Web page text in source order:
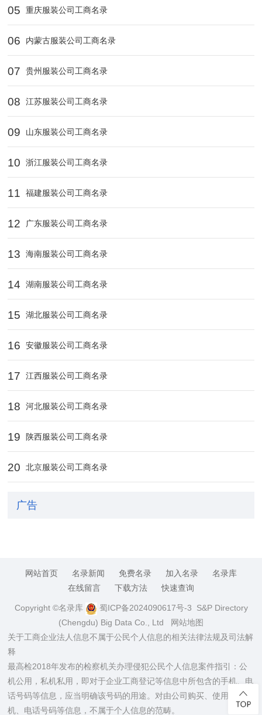
05 重庆服装公司工商名录
06 内蒙古服装公司工商名录
07 贵州服装公司工商名录
08 江苏服装公司工商名录
09 山东服装公司工商名录
10 浙江服装公司工商名录
11 福建服装公司工商名录
12 广东服装公司工商名录
13 海南服装公司工商名录
14 湖南服装公司工商名录
15 湖北服装公司工商名录
16 安徽服装公司工商名录
17 江西服装公司工商名录
18 河北服装公司工商名录
19 陕西服装公司工商名录
20 北京服装公司工商名录
广告
网站首页 名录新闻 免费名录 加入名录
名录库
在线留言
下载方法 快速查询
Copyright ©名录库 蜀ICP备2024090617号-3 S&P Directory
(Chengdu) Big Data Co., Ltd
网站地图
关于工商企业法人信息不属于公民个人信息的相关法律法规及司法解
释
最高检2018年发布的检察机关办理侵犯公民个人信息案件指引：公
机公用，私机私用，即对于企业工商登记等信息中所包含的手机、电
话号码等信息，应当明确该号码的用途。对由公司购买、使用的手
机、电话号码等信息，不属于个人信息的范畴。